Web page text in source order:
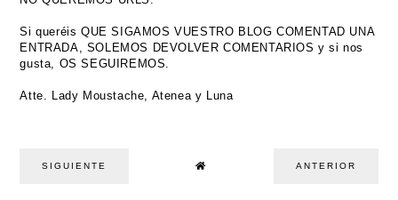
Si queréis QUE SIGAMOS VUESTRO BLOG COMENTAD UNA
ENTRADA, SOLEMOS DEVOLVER COMENTARIOS y si nos
gusta, OS SEGUIREMOS.
Atte. Lady Moustache, Atenea y Luna
SIGUIENTE ANTERIOR